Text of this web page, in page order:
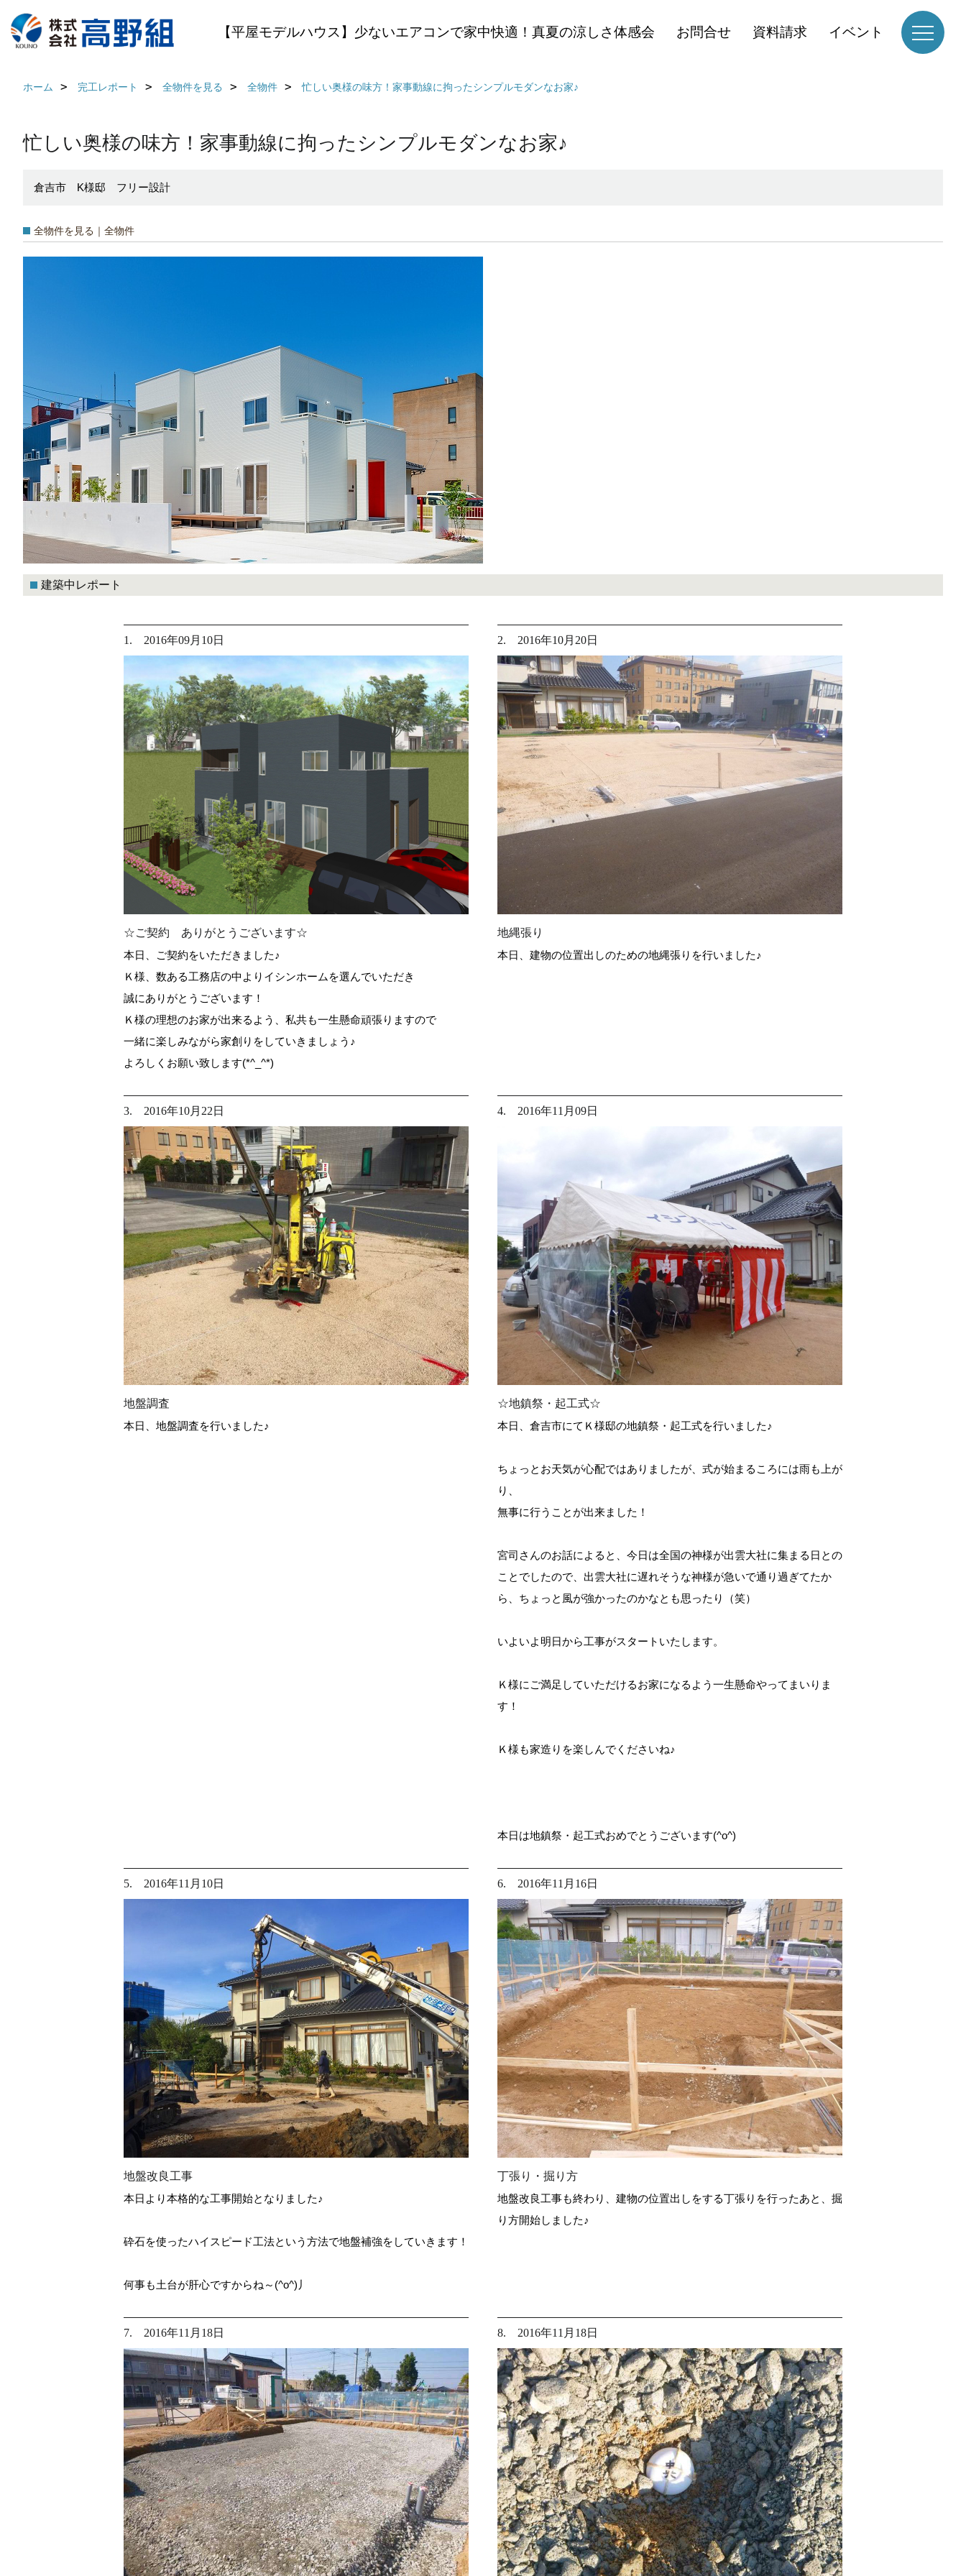
【平屋モデルハウス】少ないエアコンで家中快適！真夏の涼しさ体感会 お問合せ 資料請求 イベント
ホーム 完工レポート 全物件を見る 全物件 忙しい奥様の味方！家事動線に拘ったシンプルモダンなお家♪
忙しい奥様の味方！家事動線に拘ったシンプルモダンなお家♪
倉吉市 K様邸 フリー設計
全物件を見る｜全物件
建築中レポート
1. 2016年09月10日
☆ご契約 ありがとうございます☆
本日、ご契約をいただきました♪
Ｋ様、数ある工務店の中よりイシンホームを選んでいただき
誠にありがとうございます！
Ｋ様の理想のお家が出来るよう、私共も一生懸命頑張りますので
一緒に楽しみながら家創りをしていきましょう♪
よろしくお願い致します(*^_^*)
2. 2016年10月20日
地縄張り
本日、建物の位置出しのための地縄張りを行いました♪
3. 2016年10月22日
地盤調査
本日、地盤調査を行いました♪
4. 2016年11月09日
☆地鎮祭・起工式☆
本日、倉吉市にてＫ様邸の地鎮祭・起工式を行いました♪
ちょっとお天気が心配ではありましたが、式が始まるころには雨も上が
り、
無事に行うことが出来ました！
宮司さんのお話によると、今日は全国の神様が出雲大社に集まる日との
ことでしたので、出雲大社に遅れそうな神様が急いで通り過ぎてたか
ら、ちょっと風が強かったのかなとも思ったり（笑）
いよいよ明日から工事がスタートいたします。
Ｋ様にご満足していただけるお家になるよう一生懸命やってまいりま
す！
Ｋ様も家造りを楽しんでくださいね♪
本日は地鎮祭・起工式おめでとうございます(^o^)
5. 2016年11月10日
地盤改良工事
本日より本格的な工事開始となりました♪
砕石を使ったハイスピード工法という方法で地盤補強をしていきます！
何事も土台が肝心ですからね～(^o^)丿
6. 2016年11月16日
丁張り・掘り方
地盤改良工事も終わり、建物の位置出しをする丁張りを行ったあと、掘
り方開始しました♪
7. 2016年11月18日 8. 2016年11月18日